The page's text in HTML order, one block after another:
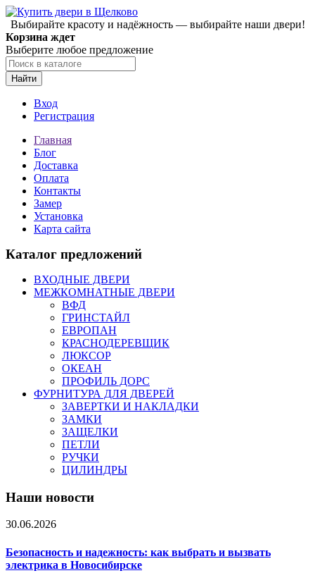
Выбирайте красоту и надёжность — выбирайте наши двери!
Корзина ждет
Выберите любое предложение
Найти
Вход
Регистрация
Главная
Блог
Доставка
Оплата
Контакты
Замер
Установка
Карта сайта
Каталог предложений
ВХОДНЫЕ ДВЕРИ
МЕЖКОМНАТНЫЕ ДВЕРИ
ВФД
ГРИНСТАЙЛ
ЕВРОПАН
КРАСНОДЕРЕВЩИК
ЛЮКСОР
ОКЕАН
ПРОФИЛЬ ДОРС
ФУРНИТУРА ДЛЯ ДВЕРЕЙ
ЗАВЕРТКИ И НАКЛАДКИ
ЗАМКИ
ЗАЩЕЛКИ
ПЕТЛИ
РУЧКИ
ЦИЛИНДРЫ
Наши новости
30.06.2026
Безопасность и надежность: как выбрать и вызвать
электрика в Новосибирске